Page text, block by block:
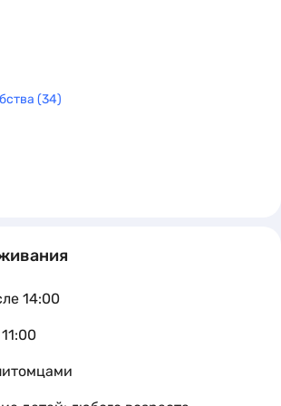
и количества человек.
через дорогу)
дворец бракосочетаний - Чаша
спортивно-концертный
(34)
14:00